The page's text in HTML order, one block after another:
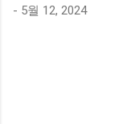
- 5월 12, 2024